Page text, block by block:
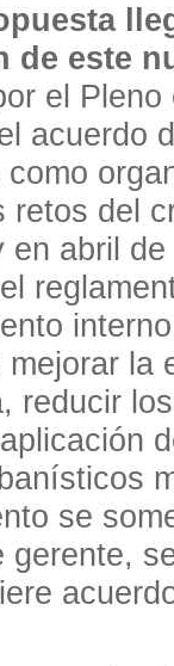
de este
el
acuerdo
como
retos del
en abril
mejorar la
reducir
se
gerente,